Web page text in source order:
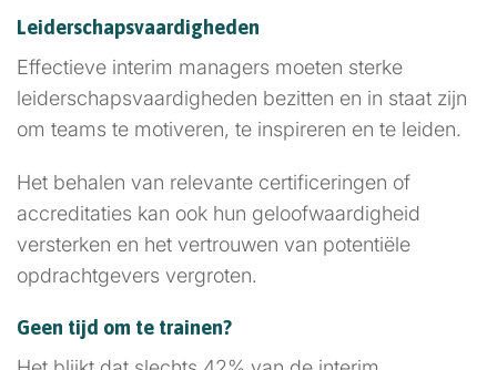
Leiderschapsvaardigheden
Effectieve interim managers moeten sterke
leiderschapsvaardigheden bezitten en in staat zijn
om teams te motiveren, te inspireren en te leiden.
Het behalen van relevante certificeringen of
accreditaties kan ook hun geloofwaardigheid
versterken en het vertrouwen van potentiële
opdrachtgevers vergroten.
Geen tijd om te trainen?